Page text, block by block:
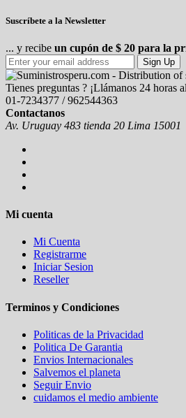
Suscríbete a la Newsletter
... y recibe un cupón de $ 20 para la
Sign Up
Tienes preguntas ? ¡Llámanos 24 horas
01-7234377 / 962544363
Contactanos
Av. Uruguay 483 tienda 20 Lima 15001
Mi cuenta
Mi Cuenta
Registrarme
Iniciar Sesion
Reseller
Terminos y Condiciones
Politicas de la Privacidad
Politica De Garantia
Envios Internacionales
Salvemos el planeta
Seguir Envio
cuidamos el medio ambiente